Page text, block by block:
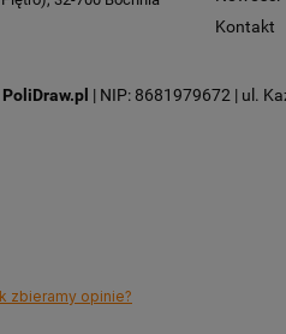
Kontakt
| NIP: 8681979672 | ul.
zbieramy opinie?